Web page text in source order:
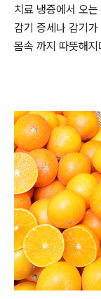
치료 냉증에서 오
감기 증세나 감기가
몸속 까지 따뜻해